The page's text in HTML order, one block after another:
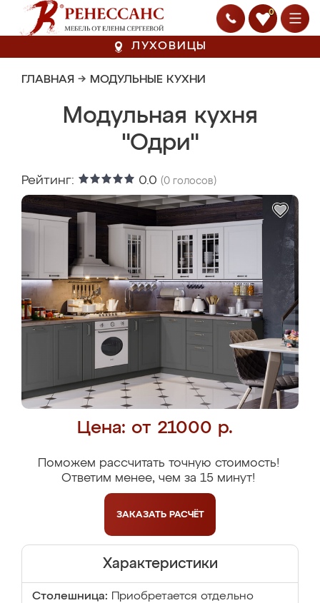
0
ЛУХОВИЦЫ
ГЛАВНАЯ → МОДУЛЬНЫЕ КУХНИ
Модульная кухня
"Одри"
Рейтинг: 0.0 (0 голосов)
Цена: от 21000 р.
Поможем рассчитать точную стоимость!
Ответим менее, чем за 15 минут!
ЗАКАЗАТЬ РАСЧЁТ
Характеристики
Столешница: Приобретается отдельно